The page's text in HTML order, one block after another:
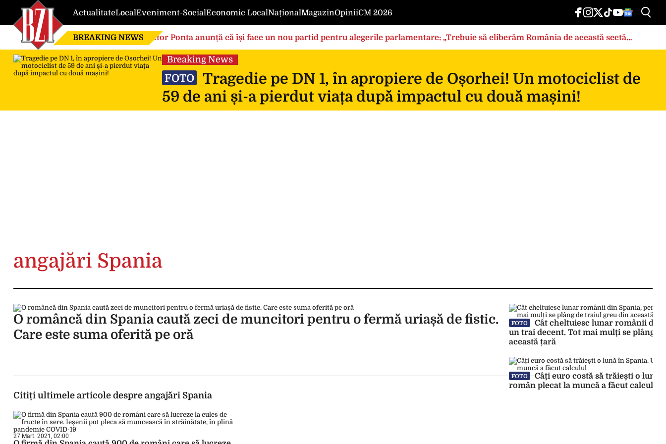
ActualitateLocalEveniment-SocialEconomic LocalNaționalMagazinOpiniiCM 2026
BREAKING NEWS Victor Ponta anunță că își face un nou partid pentru alegerile parlamentare: „Trebuie să eliberăm România de această sectă
globalistă”
Breaking News
FOTO
Tragedie pe DN 1, în apropiere de Oșorhei! Un motociclist de
59 de ani și-a pierdut viața după impactul cu două mașini!
angajări Spania
O româncă din Spania caută zeci de muncitori pentru o fermă uriașă de fistic.
Care este suma oferită pe oră
FOTO
Cât cheltuiesc lunar românii din
un trai decent. Tot mai mulți se plâng
această țară
FOTO
Câți euro costă să trăiești o lună
român plecat la muncă a făcut calculul
Citiți ultimele articole despre angajări Spania
27 Mart. 2021, 02:00